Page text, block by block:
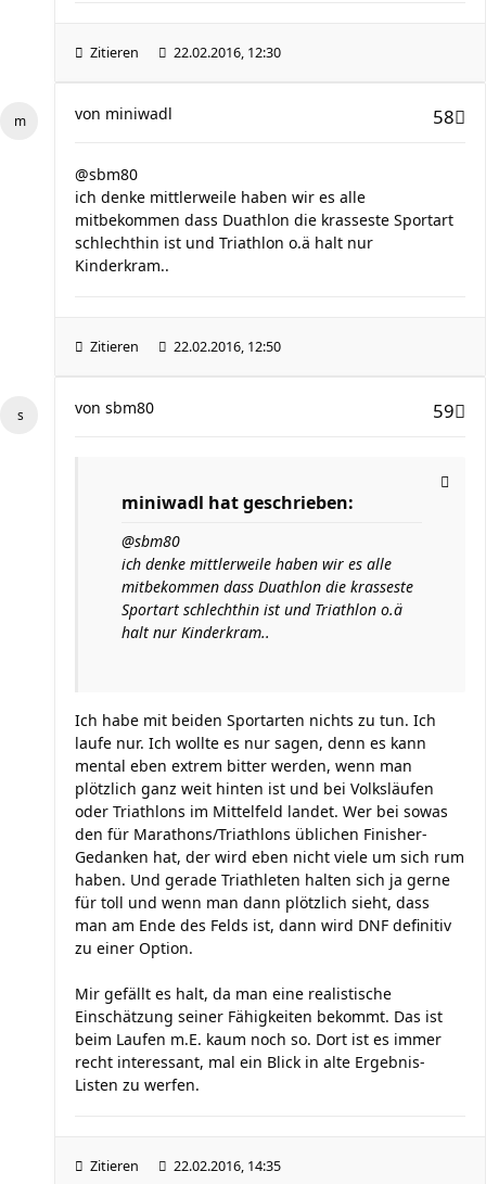
Zitieren 22.02.2016, 12:30
58
von miniwadl
@sbm80
ich denke mittlerweile haben wir es alle
mitbekommen dass Duathlon die krasseste Sportart
schlechthin ist und Triathlon o.ä halt nur
Kinderkram..
Zitieren 22.02.2016, 12:50
59
von sbm80
miniwadl hat geschrieben:
@sbm80
ich denke mittlerweile haben wir es alle
mitbekommen dass Duathlon die krasseste
Sportart schlechthin ist und Triathlon o.ä
halt nur Kinderkram..
Ich habe mit beiden Sportarten nichts zu tun. Ich
laufe nur. Ich wollte es nur sagen, denn es kann
mental eben extrem bitter werden, wenn man
plötzlich ganz weit hinten ist und bei Volksläufen
oder Triathlons im Mittelfeld landet. Wer bei sowas
den für Marathons/Triathlons üblichen Finisher-
Gedanken hat, der wird eben nicht viele um sich rum
haben. Und gerade Triathleten halten sich ja gerne
für toll und wenn man dann plötzlich sieht, dass
man am Ende des Felds ist, dann wird DNF definitiv
zu einer Option.
Mir gefällt es halt, da man eine realistische
Einschätzung seiner Fähigkeiten bekommt. Das ist
beim Laufen m.E. kaum noch so. Dort ist es immer
recht interessant, mal ein Blick in alte Ergebnis-
Listen zu werfen.
Zitieren 22.02.2016, 14:35